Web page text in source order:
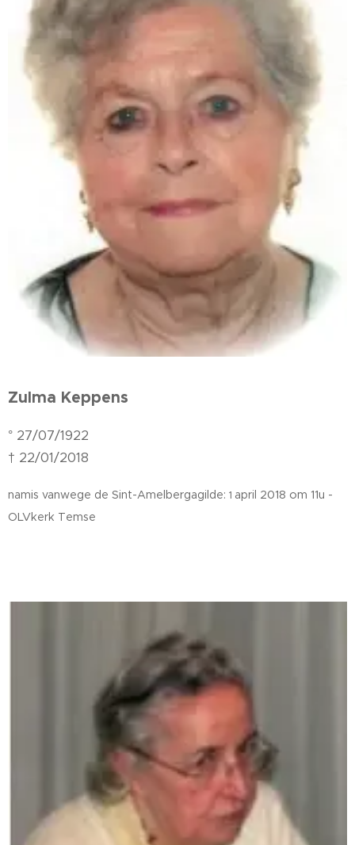
Zulma Keppens
° 27/07/1922
† 22/01/2018
namis vanwege de Sint-Amelbergagilde: 1 april 2018 om 11u -
OLVkerk Temse